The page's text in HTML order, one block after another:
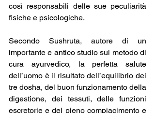
così responsabili delle sue peculiarità
fisiche e psicologiche.
Secondo Sushruta, autore di un
importante e antico studio sul metodo di
cura ayurvedico, la perfetta salute
dell’uomo è il risultato dell’equilibrio dei
tre dosha, del buon funzionamento della
digestione, dei tessuti, delle funzioni
escretorie e del pieno compiacimento e